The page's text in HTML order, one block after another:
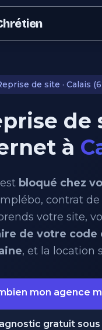
de site · Calais
de
à
bloqué chez
contrat
votre site,
de votre code
, et la location
mon agence
gratuit